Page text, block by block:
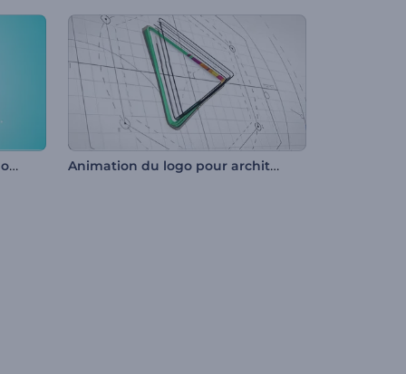
Pack simple d'animation de logo Animation du logo pour architectes